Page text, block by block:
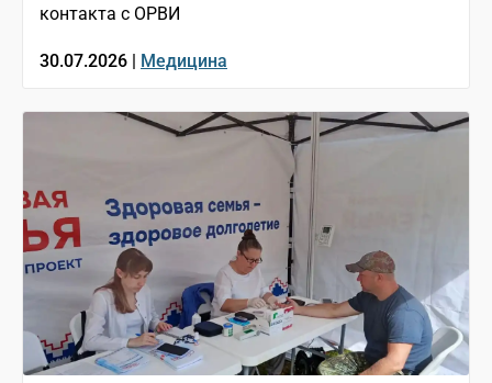
контакта с ОРВИ
30.07.2026 | Медицина